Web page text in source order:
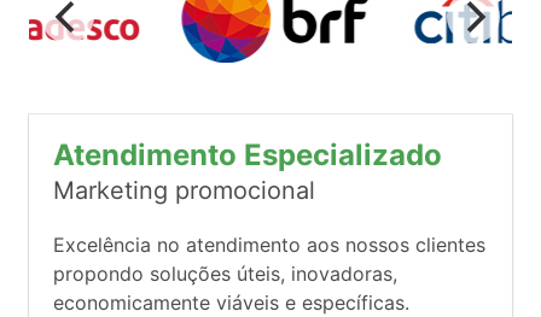
Atendimento Especializado
Marketing promocional
Excelência no atendimento aos nossos clientes
propondo soluções úteis, inovadoras,
economicamente viáveis e específicas.